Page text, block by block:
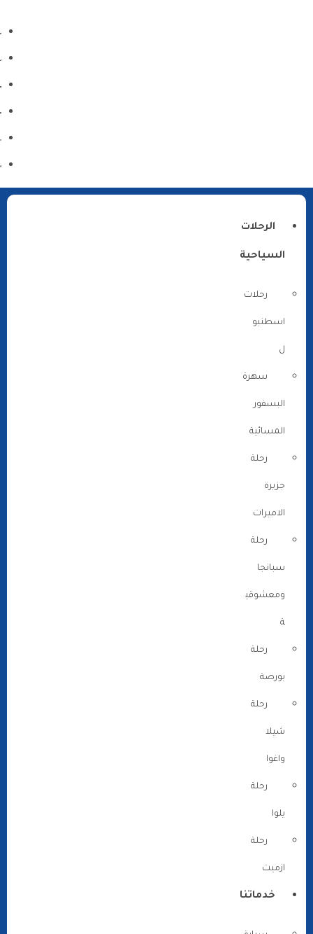
الرحلات
السياحية
رحلات
اسطنبو
ل
سهرة
البسفور
المسائية
رحلة
جزيرة
الاميرات
رحلة
سبانجا
ومعشوقي
ة
رحلة
بورصة
رحلة
شيلا
واغوا
رحلة
يلوا
رحلة
ازميت
خدماتنا